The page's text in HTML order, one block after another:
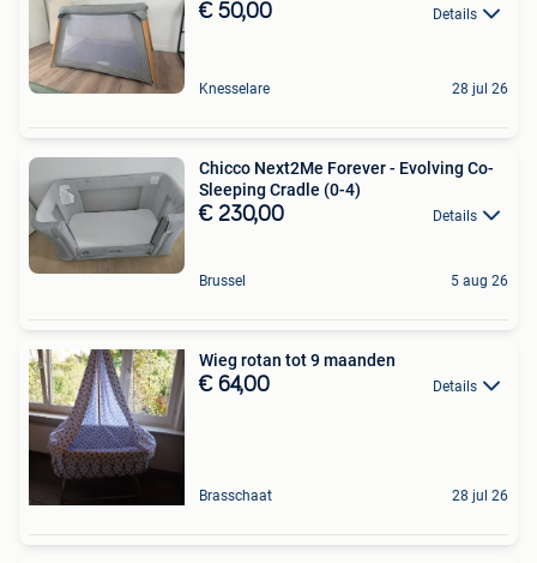
€ 50,00 Details
Knesselare 28 jul 26
Chicco Next2Me Forever - Evolving Co-
Sleeping Cradle (0-4)
€ 230,00 Details
Brussel 5 aug 26
Wieg rotan tot 9 maanden
€ 64,00 Details
Brasschaat 28 jul 26